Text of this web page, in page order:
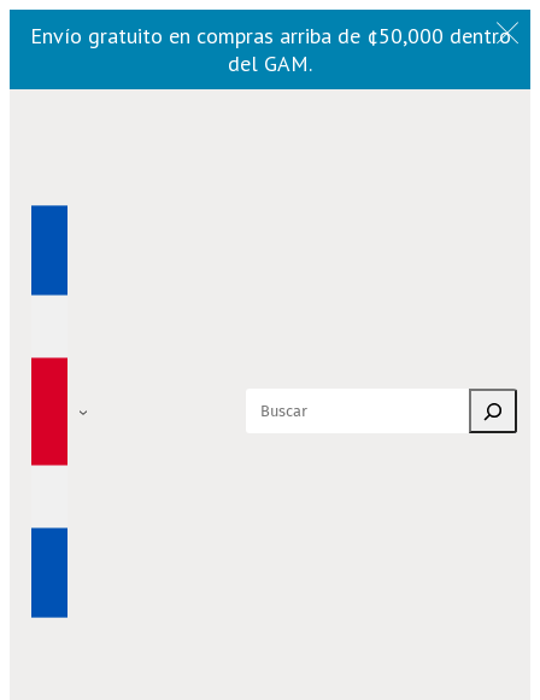
Envío gratuito en compras arriba de ¢50,000 dentro
del GAM.
Buscar